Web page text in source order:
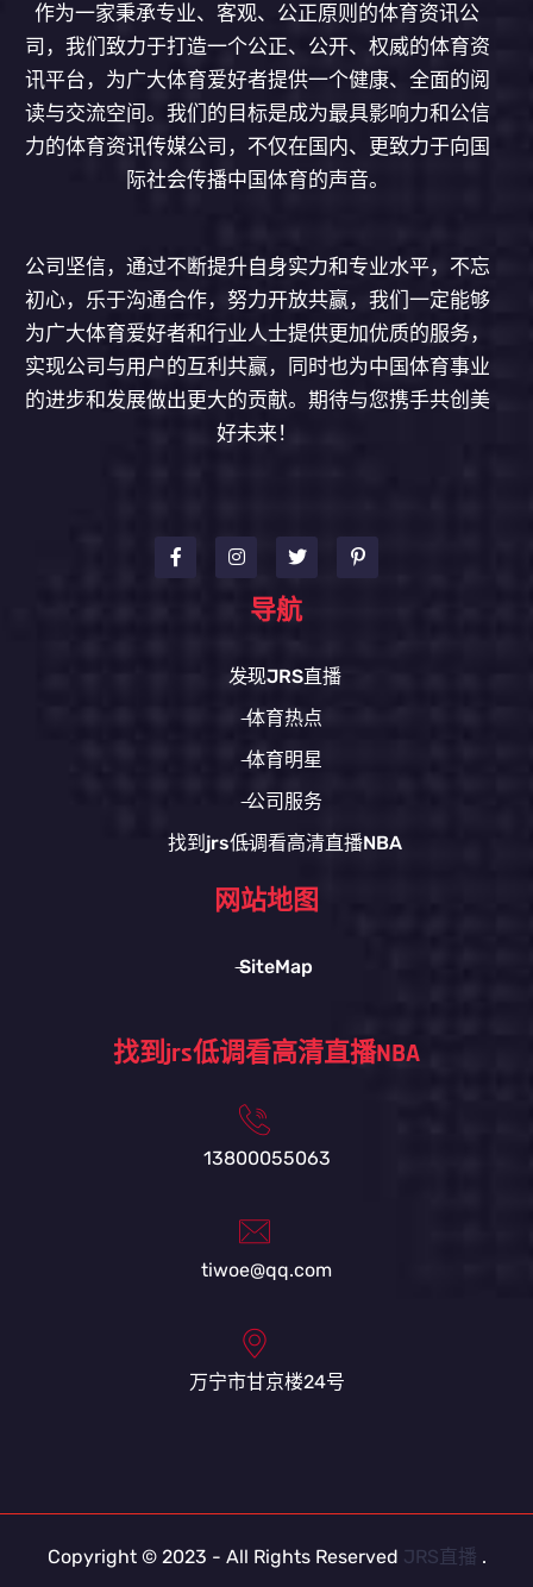
作为一家秉承专业、客观、公正原则的体育资讯公
司，我们致力于打造一个公正、公开、权威的体育资
讯平台，为广大体育爱好者提供一个健康、全面的阅
读与交流空间。我们的目标是成为最具影响力和公信
力的体育资讯传媒公司，不仅在国内、更致力于向国
际社会传播中国体育的声音。
公司坚信，通过不断提升自身实力和专业水平，不忘
初心，乐于沟通合作，努力开放共赢，我们一定能够
为广大体育爱好者和行业人士提供更加优质的服务，
实现公司与用户的互利共赢，同时也为中国体育事业
的进步和发展做出更大的贡献。期待与您携手共创美
好未来！
导航
发现JRS直播
体育热点
体育明星
公司服务
找到jrs低调看高清直播NBA
网站地图
SiteMap
找到jrs低调看高清直播NBA
13800055063
tiwoe@qq.com
万宁市甘京楼24号
Copyright © 2023 - All Rights Reserved JRS直播 .